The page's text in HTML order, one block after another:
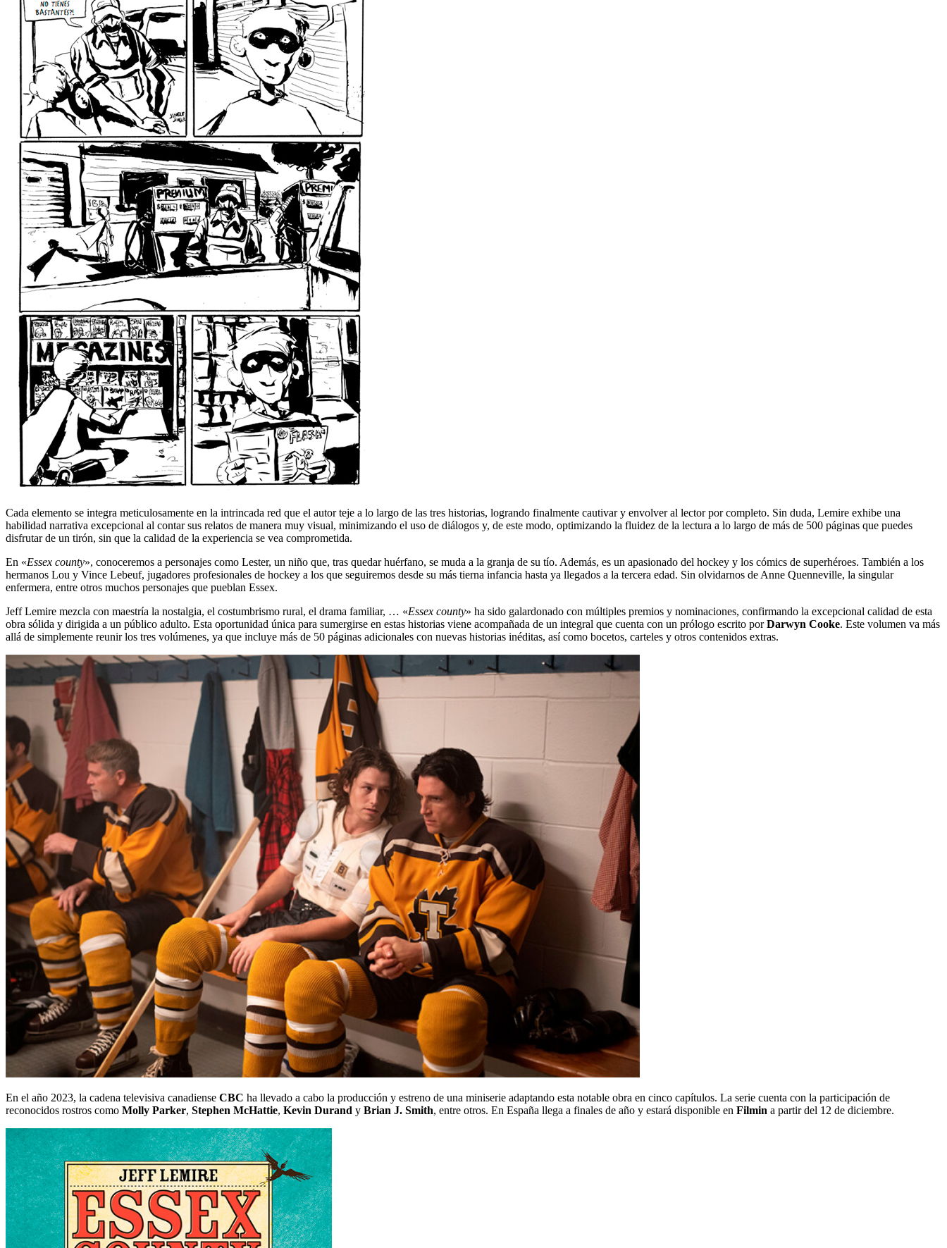
Cada elemento se integra meticulosamente en la intrincada red que el autor teje a lo largo de las tres historias, logrando finalmente cautivar y envolver al lector por completo. Sin duda, Lemire exhibe una
habilidad narrativa excepcional al contar sus relatos de manera muy visual, minimizando el uso de diálogos y, de este modo, optimizando la fluidez de la lectura a lo largo de más de 500 páginas que puedes
disfrutar de un tirón, sin que la calidad de la experiencia se vea comprometida.
En «Essex county», conoceremos a personajes como Lester, un niño que, tras quedar huérfano, se muda a la granja de su tío. Además, es un apasionado del hockey y los cómics de superhéroes. También a los
hermanos Lou y Vince Lebeuf, jugadores profesionales de hockey a los que seguiremos desde su más tierna infancia hasta ya llegados a la tercera edad. Sin olvidarnos de Anne Quenneville, la singular
enfermera, entre otros muchos personajes que pueblan Essex.
Jeff Lemire mezcla con maestría la nostalgia, el costumbrismo rural, el drama familiar, … «Essex county» ha sido galardonado con múltiples premios y nominaciones, confirmando la excepcional calidad de esta
obra sólida y dirigida a un público adulto. Esta oportunidad única para sumergirse en estas historias viene acompañada de un integral que cuenta con un prólogo escrito porDarwyn Cooke. Este volumen va más
allá de simplemente reunir los tres volúmenes, ya que incluye más de 50 páginas adicionales con nuevas historias inéditas, así como bocetos, carteles y otros contenidos extras.
En el año 2023, la cadena televisiva canadiense CBC ha llevado a cabo la producción y estreno de una miniserie adaptando esta notable obra en cinco capítulos. La serie cuenta con la participación de
reconocidos rostros como Molly Parker, Stephen McHattie, Kevin Durand y Brian J. Smith, entre otros. En España llega a finales de año y estará disponible en Filmin a partir del 12 de diciembre.